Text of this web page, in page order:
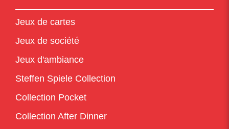
Jeux de cartes
Jeux de société
Jeux d'ambiance
Steffen Spiele Collection
Collection Pocket
Collection After Dinner